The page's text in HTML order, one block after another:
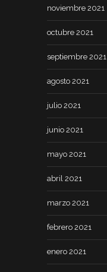
noviembre 2021
octubre 2021
septiembre 2021
agosto 2021
julio 2021
junio 2021
mayo 2021
abril 2021
marzo 2021
febrero 2021
enero 2021